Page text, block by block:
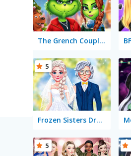
The Grench Couple Holiday Dress Up
Frozen Sisters Dream Wedding
5
5